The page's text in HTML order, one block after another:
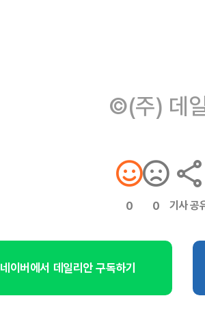
©(주) 데
0 0 기사 공
네이버에서 데일리안 구독하기